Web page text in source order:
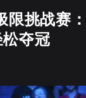
限挑战赛
夺冠